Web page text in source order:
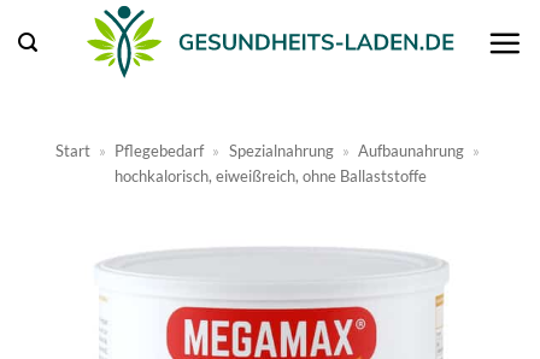
Inhalt
Start » Pflegebedarf » Spezialnahrung » Aufbaunahrung »
hochkalorisch, eiweißreich, ohne Ballaststoffe